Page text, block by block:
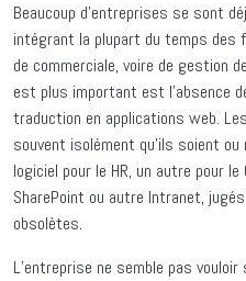
Beaucoup d’entreprises se sont
intégrant la plupart du temps des
de commerciale, voire de gestion
est plus important est l’absence
traduction en applications web.
souvent isolément qu’ils soient ou
logiciel pour le HR, un autre pour
SharePoint ou autre Intranet,
obsolètes.
L’entreprise ne semble pas